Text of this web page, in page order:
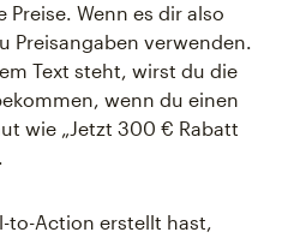
Preise. Wenn es dir also
Preisangaben verwenden.
Text steht, wirst du die
wenn du einen
wie „Jetzt 300 € Rabatt
to-Action erstellt hast,